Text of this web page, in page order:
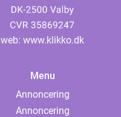
web: www.klikko.dk
Menu
Annoncering
Annoncering